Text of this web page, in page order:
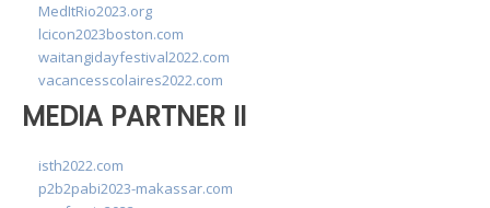
MedItRio2023.org
lcicon2023boston.com
waitangidayfestival2022.com
vacancesscolaires2022.com
MEDIA PARTNER II
isth2022.com
p2b2pabi2023-makassar.com